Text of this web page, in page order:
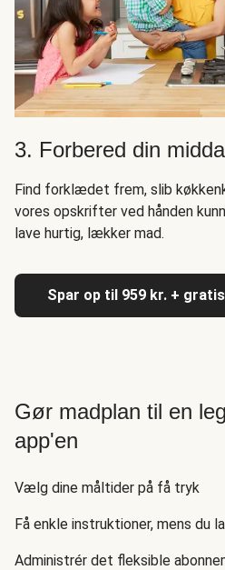
3. Forbered din
Find forklædet frem, slib
vores opskrifter ved hånden
lave hurtig, lækker mad.
Spar op til 959 kr. +
Gør madplan til en
app'en
Vælg dine måltider på få tryk
Få enkle instruktioner, mens du
Administrér det fleksible